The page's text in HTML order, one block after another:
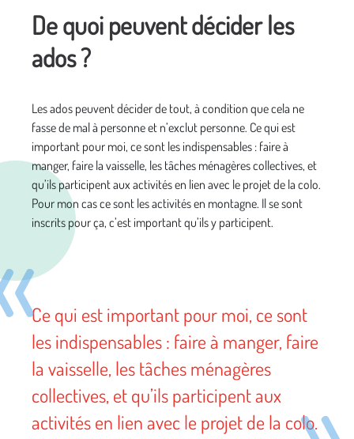
De quoi peuvent décider les
ados ?
Les ados peuvent décider de tout, à condition que cela ne
fasse de mal à personne et n’exclut personne. Ce qui est
important pour moi, ce sont les indispensables : faire à
manger, faire la vaisselle, les tâches ménagères collectives, et
qu’ils participent aux activités en lien avec le projet de la colo.
Pour mon cas ce sont les activités en montagne. Il se sont
inscrits pour ça, c’est important qu’ils y participent.
Ce qui est important pour moi, ce sont
les indispensables : faire à manger, faire
la vaisselle, les tâches ménagères
collectives, et qu’ils participent aux
activités en lien avec le projet de la colo.